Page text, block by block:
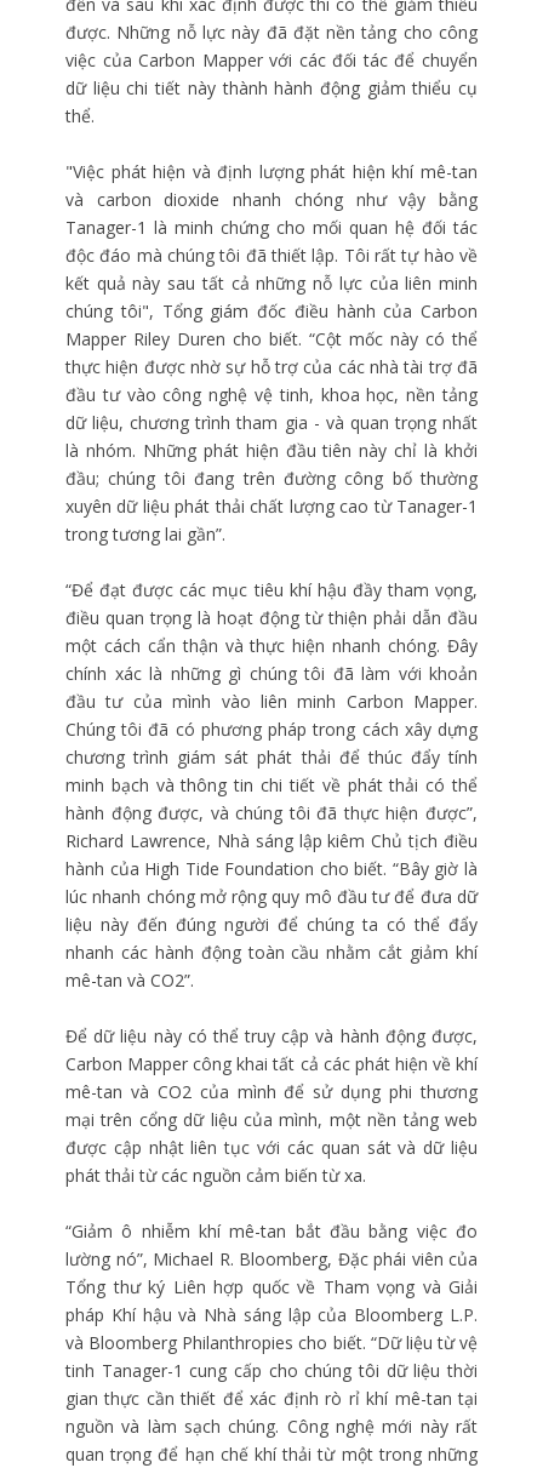
được. Những nỗ lực này đã đặt nền tảng cho công
việc của Carbon Mapper với các đối tác để chuyển
dữ liệu chi tiết này thành hành động giảm thiểu cụ
thể.
"Việc phát hiện và định lượng phát hiện khí mê-tan
và carbon dioxide nhanh chóng như vậy bằng
Tanager-1 là minh chứng cho mối quan hệ đối tác
độc đáo mà chúng tôi đã thiết lập. Tôi rất tự hào về
kết quả này sau tất cả những nỗ lực của liên minh
chúng tôi", Tổng giám đốc điều hành của Carbon
Mapper Riley Duren cho biết. “Cột mốc này có thể
thực hiện được nhờ sự hỗ trợ của các nhà tài trợ đã
đầu tư vào công nghệ vệ tinh, khoa học, nền tảng
dữ liệu, chương trình tham gia - và quan trọng nhất
là nhóm. Những phát hiện đầu tiên này chỉ là khởi
đầu; chúng tôi đang trên đường công bố thường
xuyên dữ liệu phát thải chất lượng cao từ Tanager-1
trong tương lai gần”.
“Để đạt được các mục tiêu khí hậu đầy tham vọng,
điều quan trọng là hoạt động từ thiện phải dẫn đầu
một cách cẩn thận và thực hiện nhanh chóng. Đây
chính xác là những gì chúng tôi đã làm với khoản
đầu tư của mình vào liên minh Carbon Mapper.
Chúng tôi đã có phương pháp trong cách xây dựng
chương trình giám sát phát thải để thúc đẩy tính
minh bạch và thông tin chi tiết về phát thải có thể
hành động được, và chúng tôi đã thực hiện được”,
Richard Lawrence, Nhà sáng lập kiêm Chủ tịch điều
hành của High Tide Foundation cho biết. “Bây giờ là
lúc nhanh chóng mở rộng quy mô đầu tư để đưa dữ
liệu này đến đúng người để chúng ta có thể đẩy
nhanh các hành động toàn cầu nhằm cắt giảm khí
mê-tan và CO2”.
Để dữ liệu này có thể truy cập và hành động được,
Carbon Mapper công khai tất cả các phát hiện về khí
mê-tan và CO2 của mình để sử dụng phi thương
mại trên cổng dữ liệu của mình, một nền tảng web
được cập nhật liên tục với các quan sát và dữ liệu
phát thải từ các nguồn cảm biến từ xa.
“Giảm ô nhiễm khí mê-tan bắt đầu bằng việc đo
lường nó”, Michael R. Bloomberg, Đặc phái viên của
Tổng thư ký Liên hợp quốc về Tham vọng và Giải
pháp Khí hậu và Nhà sáng lập của Bloomberg L.P.
và Bloomberg Philanthropies cho biết. “Dữ liệu từ vệ
tinh Tanager-1 cung cấp cho chúng tôi dữ liệu thời
gian thực cần thiết để xác định rò rỉ khí mê-tan tại
nguồn và làm sạch chúng. Công nghệ mới này rất
quan trọng để hạn chế khí thải từ một trong những